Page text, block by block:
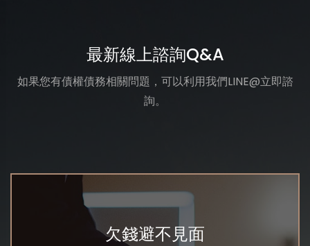
最新線上諮詢Q&A
如果您有債權債務相關問題，可以利用我們LINE@立即諮
詢。
欠錢避不見面